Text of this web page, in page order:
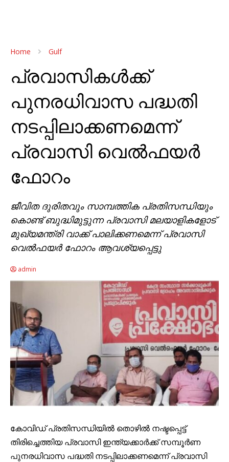
Home Gulf
പ്രവാസികൾക്ക്
പുനരധിവാസ പദ്ധതി
നടപ്പിലാക്കണമെന്ന്
പ്രവാസി വെൽഫയർ
ഫോറം
ജീവിത ദുരിതവും സാമ്പത്തിക പ്രതിസന്ധിയും
കൊണ്ട് ബുദ്ധിമുട്ടുന്ന പ്രവാസി മലയാളികളോട്
മുഖ്യമന്ത്രി വാക്ക് പാലിക്കണമെന്ന് പ്രവാസി
വെൽഫയർ ഫോറം ആവശ്യപ്പെട്ടു
admin
കോവിഡ് പ്രതിസന്ധിയിൽ തൊഴിൽ നഷ്ടപ്പെട്ട്
തിരിച്ചെത്തിയ പ്രവാസി ഇന്ത്യക്കാർക്ക് സമ്പൂർണ
പുനരധിവാസ പദ്ധതി നടപ്പിലാക്കണമെന്ന് പ്രവാസി